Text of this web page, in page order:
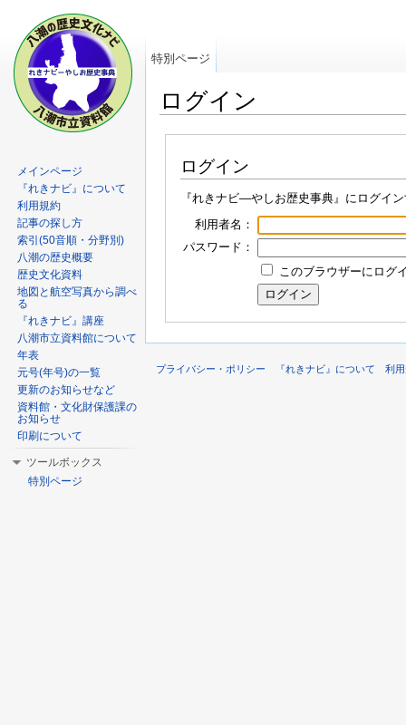
ログイン
ログイン
『れきナビ―やしお歴史事典』にログイ
利用者名：
パスワード：
このブラウザーにログ
特別ページ
メインページ
『れきナビ』について
利用規約
記事の探し方
索引(50音順・分野別)
八潮の歴史概要
歴史文化資料
地図と航空写真から調べ
る
『れきナビ』講座
八潮市立資料館について
年表
元号(年号)の一覧
更新のお知らせなど
資料館・文化財保護課の
お知らせ
印刷について
ツールボックス
特別ページ
プライバシー・ポリシー 『れきナビ』について 利